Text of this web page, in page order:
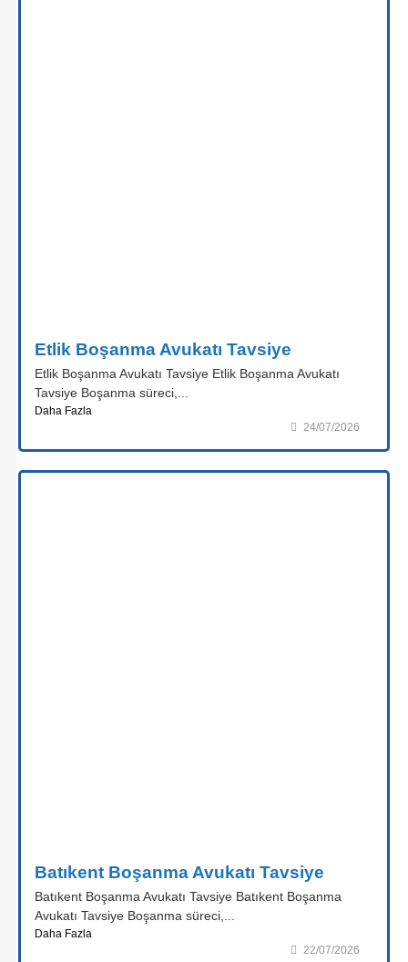
Etlik Boşanma Avukatı Tavsiye
Etlik Boşanma Avukatı Tavsiye Etlik Boşanma Avukatı
Tavsiye Boşanma süreci,...
Daha Fazla
24/07/2026
Batıkent Boşanma Avukatı Tavsiye
Batıkent Boşanma Avukatı Tavsiye Batıkent Boşanma
Avukatı Tavsiye Boşanma süreci,...
Daha Fazla
22/07/2026